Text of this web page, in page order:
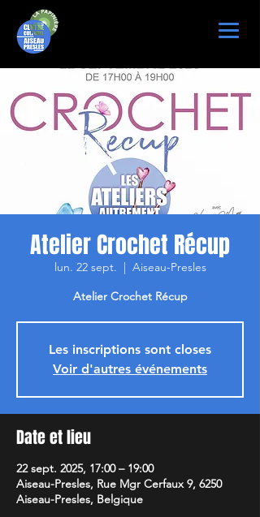
Atelier Crochet Récup
lun. 22 sept.
  |
Aiseau-Presles
Atelier Crochet Récup
Les inscriptions sont closes
Voir d'autres événements
Date et lieu
22 sept. 2025, 17:00 – 19:00
Aiseau-Presles, Rue Mgr Cerfaux 9, 6250
Aiseau-Presles, Belgique